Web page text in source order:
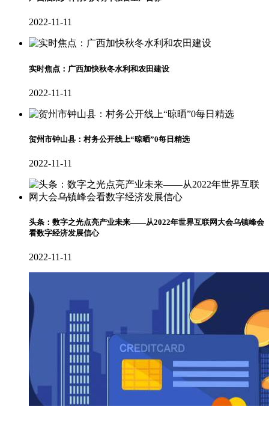
2022-11-11
实时焦点：广西加快秋冬水利和农田建设
2022-11-11
贺州市钟山县：村务公开线上“晾晒”0每日精选
2022-11-11
头条：数字之光点亮产业未来——从2022年世界互联网大会乌镇峰会
看数字经济发展信心
2022-11-11